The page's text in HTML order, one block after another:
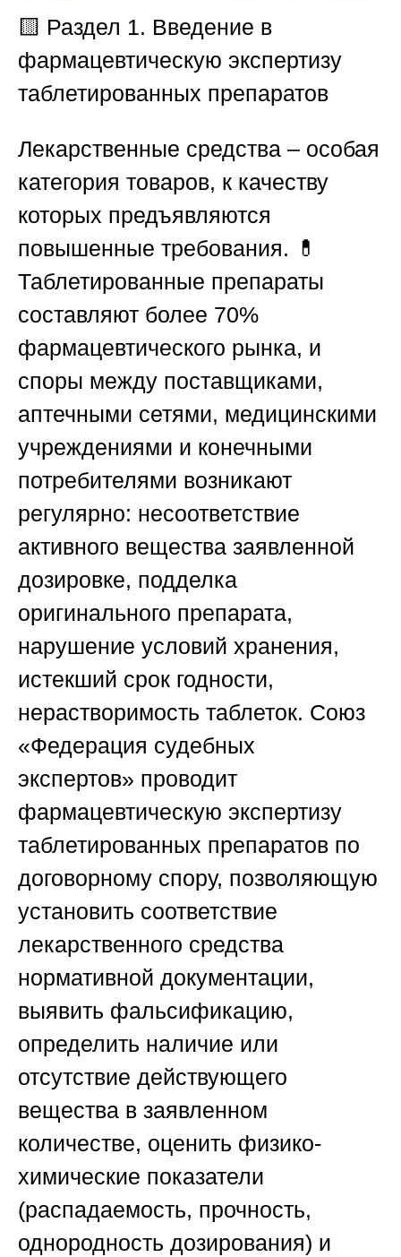
🟨 Раздел 1. Введение в
фармацевтическую экспертизу
таблетированных препаратов
Лекарственные средства – особая
категория товаров, к качеству
которых предъявляются
повышенные требования. 💊
Таблетированные препараты
составляют более 70%
фармацевтического рынка, и
споры между поставщиками,
аптечными сетями, медицинскими
учреждениями и конечными
потребителями возникают
регулярно: несоответствие
активного вещества заявленной
дозировке, подделка
оригинального препарата,
нарушение условий хранения,
истекший срок годности,
нерастворимость таблеток. Союз
«Федерация судебных
экспертов» проводит
фармацевтическую экспертизу
таблетированных препаратов по
договорному спору, позволяющую
установить соответствие
лекарственного средства
нормативной документации,
выявить фальсификацию,
определить наличие или
отсутствие действующего
вещества в заявленном
количестве, оценить физико-
химические показатели
(распадаемость, прочность,
однородность дозирования) и